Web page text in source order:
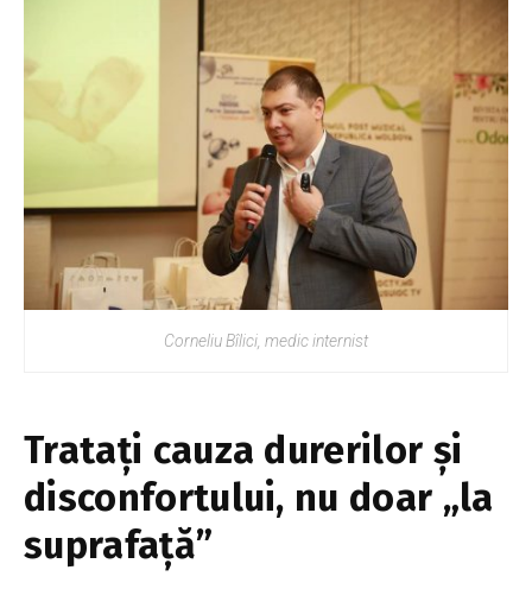
Corneliu Bîlici, medic internist
Tratați cauza durerilor și
disconfortului, nu doar „la
suprafață”